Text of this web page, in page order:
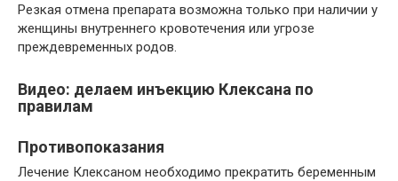
Резкая отмена препарата возможна только при наличии у
женщины внутреннего кровотечения или угрозе
преждевременных родов.
Видео: делаем инъекцию Клексана по
правилам
Противопоказания
Лечение Клексаном необходимо прекратить беременным